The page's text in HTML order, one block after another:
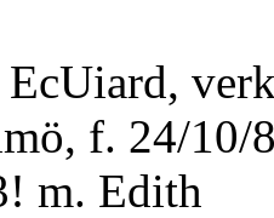
f. 24/10/
m. Edith